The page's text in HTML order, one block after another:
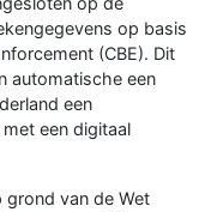
op basis
(CBE). Dit
automatische een
een
een digitaal
van de Wet